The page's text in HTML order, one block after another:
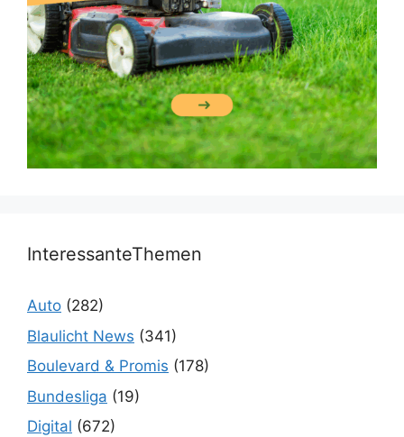
InteressanteThemen
Auto (282)
Blaulicht News (341)
Boulevard & Promis (178)
Bundesliga (19)
Digital (672)